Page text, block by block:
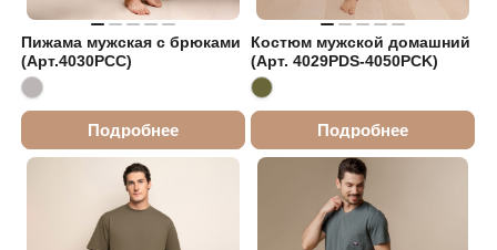
Пижама мужская с брюками
(Арт.4030PCC)
Подробнее
Костюм мужской домашний
(Арт. 4029PDS-4050PCK)
Подробнее